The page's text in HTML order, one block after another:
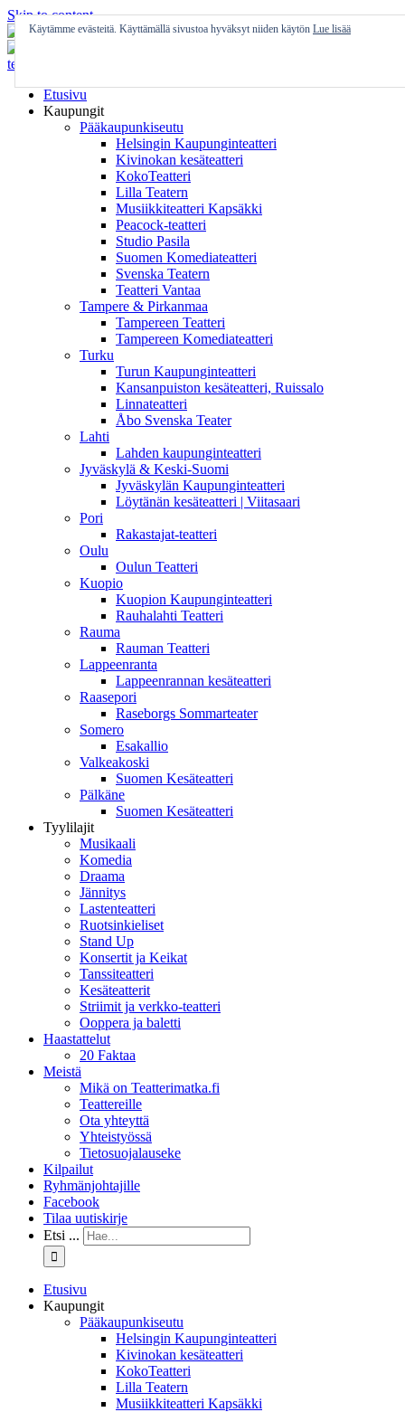
Skip to content
Etusivu
Kaupungit
Pääkaupunkiseutu
Helsingin Kaupunginteatteri
Kivinokan kesäteatteri
KokoTeatteri
Lilla Teatern
Musiikkiteatteri Kapsäkki
Peacock-teatteri
Studio Pasila
Suomen Komediateatteri
Svenska Teatern
Teatteri Vantaa
Tampere & Pirkanmaa
Tampereen Teatteri
Tampereen Komediateatteri
Turku
Turun Kaupunginteatteri
Kansanpuiston kesäteatteri, Ruissalo
Linnateatteri
Åbo Svenska Teater
Lahti
Lahden kaupunginteatteri
Jyväskylä & Keski-Suomi
Jyväskylän Kaupunginteatteri
Löytänän kesäteatteri | Viitasaari
Pori
Rakastajat-teatteri
Oulu
Oulun Teatteri
Kuopio
Kuopion Kaupunginteatteri
Rauhalahti Teatteri
Rauma
Rauman Teatteri
Lappeenranta
Lappeenrannan kesäteatteri
Raasepori
Raseborgs Sommarteater
Somero
Esakallio
Valkeakoski
Suomen Kesäteatteri
Pälkäne
Suomen Kesäteatteri
Tyylilajit
Musikaali
Komedia
Draama
Jännitys
Lastenteatteri
Ruotsinkieliset
Stand Up
Konsertit ja Keikat
Tanssiteatteri
Kesäteatterit
Striimit ja verkko-teatteri
Ooppera ja baletti
Haastattelut
20 Faktaa
Meistä
Mikä on Teatterimatka.fi
Teattereille
Ota yhteyttä
Yhteistyössä
Tietosuojalauseke
Kilpailut
Ryhmänjohtajille
Facebook
Tilaa uutiskirje
Etsi ...
Etusivu
Kaupungit
Pääkaupunkiseutu
Helsingin Kaupunginteatteri
Kivinokan kesäteatteri
KokoTeatteri
Lilla Teatern
Musiikkiteatteri Kapsäkki
Käytämme evästeitä. Käyttämällä sivustoa hyväksyt niiden käytön Lue lisää